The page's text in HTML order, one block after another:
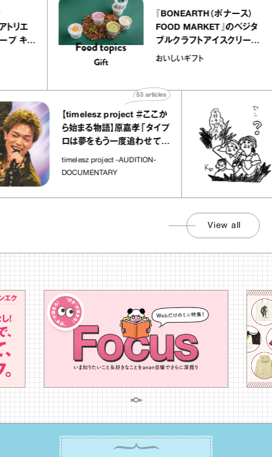
ー アトリエ
クレープ キャ
『BONEARTH（ボナース）
FOOD MARKET』のベジ
ブルクラフトアイスクリ
｜真野知子の「おいしい
おいしいギフト
【timelesz project ＃ここか
ら始まる物語】原嘉孝「タイプ
ロは夢をもう一度追わせてく
れた場所」
timelesz project -AUDITION-
DOCUMENTARY
articles
View all